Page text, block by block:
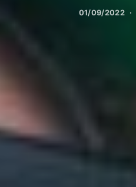
01/09/2022